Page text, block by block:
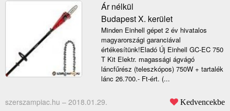
Ár nélkül
Budapest X. kerület
Minden Einhell gépet 2 év hivatalos
magyarországi garanciával
értékesítünk!Eladó Új Einhell GC-EC 750
T Kit Elektr. magassági ágvágó
láncfűrész (teleszkópos) 750W + tartalék
lánc 26.700.- Ft-ért. (...
szerszampiac.hu – 2018.01.29. Kedvencekbe